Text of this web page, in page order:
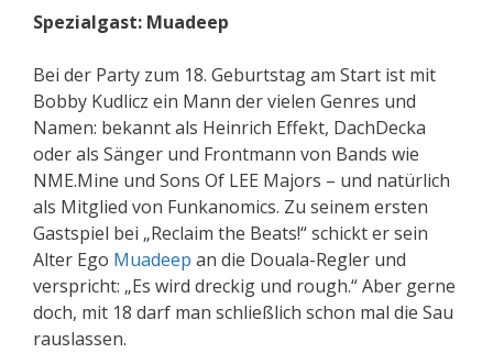
Spezialgast: Muadeep
Bei der Party zum 18. Geburtstag am Start ist mit
Bobby Kudlicz ein Mann der vielen Genres und
Namen: bekannt als Heinrich Effekt, DachDecka
oder als Sänger und Frontmann von Bands wie
NME.Mine und Sons Of LEE Majors – und natürlich
als Mitglied von Funkanomics. Zu seinem ersten
Gastspiel bei „Reclaim the Beats!“ schickt er sein
Alter Ego Muadeep an die Douala-Regler und
verspricht: „Es wird dreckig und rough.“ Aber gerne
doch, mit 18 darf man schließlich schon mal die Sau
rauslassen.